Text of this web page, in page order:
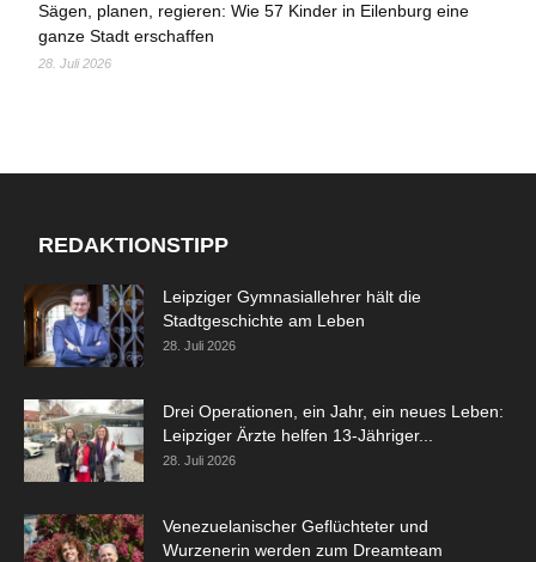
Sägen, planen, regieren: Wie 57 Kinder in Eilenburg eine
ganze Stadt erschaffen
28. Juli 2026
REDAKTIONSTIPP
Leipziger Gymnasiallehrer hält die
Stadtgeschichte am Leben
28. Juli 2026
Drei Operationen, ein Jahr, ein neues Leben:
Leipziger Ärzte helfen 13-Jähriger...
28. Juli 2026
Venezuelanischer Geflüchteter und
Wurzenerin werden zum Dreamteam